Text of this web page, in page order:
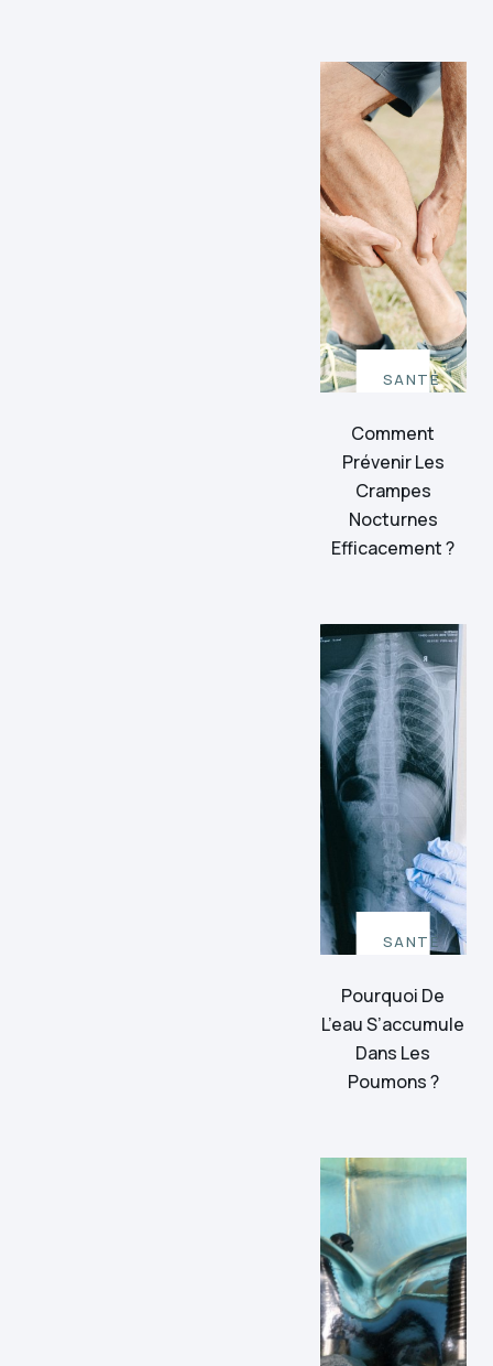
SANTÉ
Comment
Prévenir Les
Crampes
Nocturnes
Efficacement ?
SANTÉ
Pourquoi De
L’eau S’accumule
Dans Les
Poumons ?